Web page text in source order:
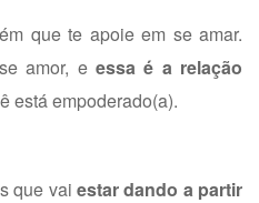
que te apoie em se amar.
amor, eessa é a relação
está empoderado(a).
que vai estar dando a partir